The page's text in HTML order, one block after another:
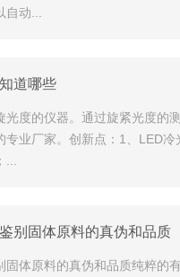
动...
道哪些
光度的仪器。通过旋紧光度的
专业厂家。创新点：1、LED
别固体原料的真伪和品质
固体原料的真伪和品质纯粹